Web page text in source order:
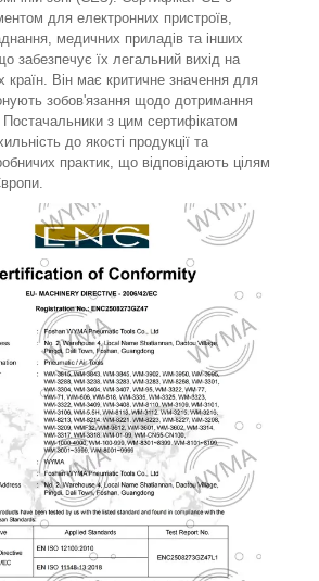
для електронних пристроїв,
медичних приладів та інших
забезпечує їх легальний вихід на
країн. Він має критичне значення для
зобов'язання щодо дотримання
з цим сертифікатом
до якості продукції та
практик, що відповідають цілям